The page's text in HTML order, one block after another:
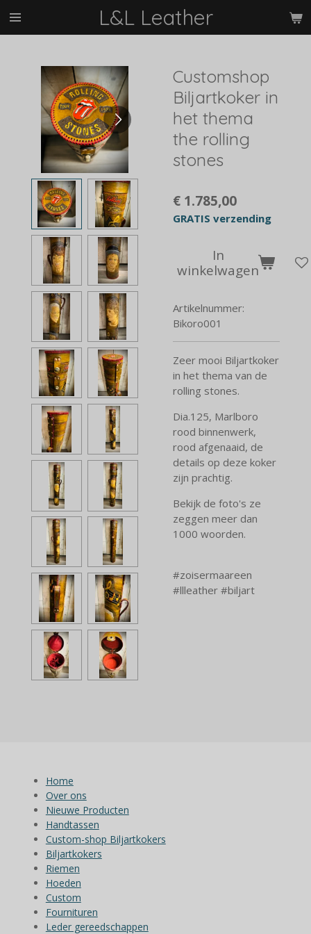
Ga
hoofdinhoud
L&L Leather
Customshop
Biljartkoker in
het thema
the rolling
stones
€ 1.785,00
GRATIS verzending
In
winkelwagen
Artikelnummer:
Bikoro001
Zeer mooi Biljartkoker
in het thema van de
rolling stones.
Dia.125, Marlboro
rood binnenwerk,
rood afgenaaid, de
details op deze koker
zijn prachtig.
Bekijk de foto's ze
zeggen meer dan
1000 woorden.
#zoisermaareen
#llleather #biljart
Home
Over ons
Nieuwe Producten
Handtassen
Custom-shop Biljartkokers
Biljartkokers
Riemen
Hoeden
Custom
Fournituren
Leder gereedschappen